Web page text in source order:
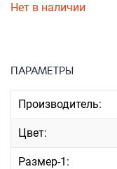
Нет в наличии
ПАРАМЕТРЫ
Производитель:
Цвет:
Размер-1: